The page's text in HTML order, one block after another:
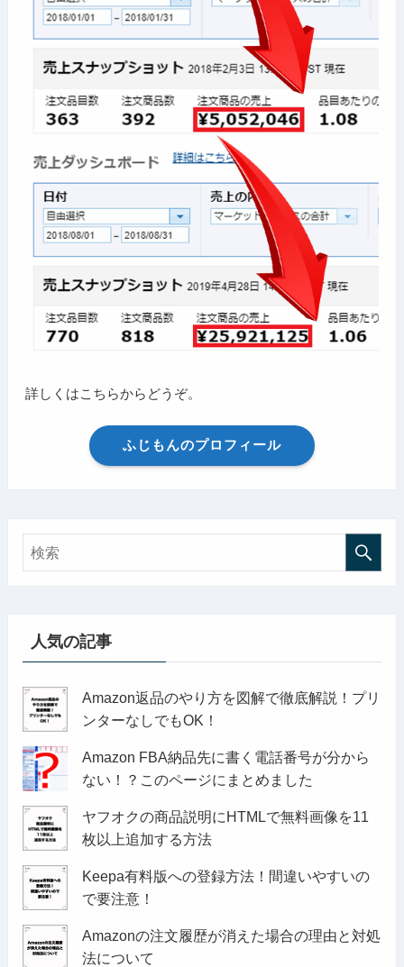
詳しくはこちらからどうぞ。
ふじもんのプロフィール
人気の記事
Amazon返品のやり方を図解で徹底解説！プリ
ンターなしでもOK！
Amazon FBA納品先に書く電話番号が分から
ない！？このページにまとめました
ヤフオクの商品説明にHTMLで無料画像を11
枚以上追加する方法
Keepa有料版への登録方法！間違いやすいの
で要注意！
Amazonの注文履歴が消えた場合の理由と対処
法について